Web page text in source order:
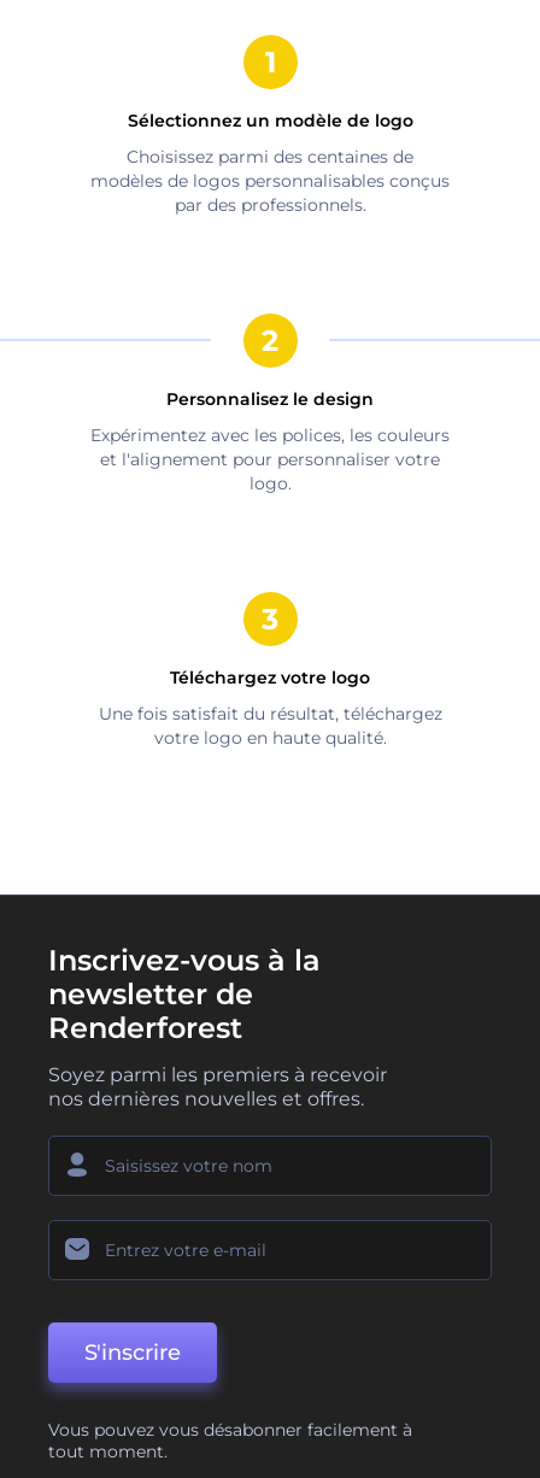
Sélectionnez un modèle de logo
Choisissez parmi des centaines de
modèles de logos personnalisables conçus
par des professionnels.
Personnalisez le design
Expérimentez avec les polices, les couleurs
et l'alignement pour personnaliser votre
logo.
Téléchargez votre logo
Une fois satisfait du résultat, téléchargez
votre logo en haute qualité.
Inscrivez-vous à la
newsletter de
Renderforest
Soyez parmi les premiers à recevoir
nos dernières nouvelles et offres.
S'inscrire
Vous pouvez vous désabonner facilement à
tout moment.